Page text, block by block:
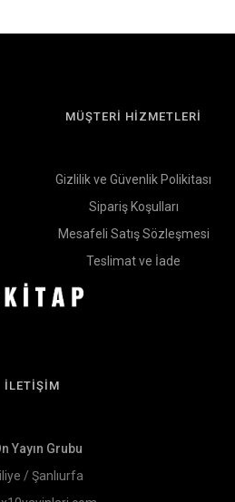
MÜŞTERİ HİZMETLERİ
Gizlilik ve Güvenlik Polikitası
Sipariş Koşulları
Mesafeli Satış Sözleşmesi
Teslimat ve İade
İLETİŞİM
Yayın Grubu
/ Şanlıurfa